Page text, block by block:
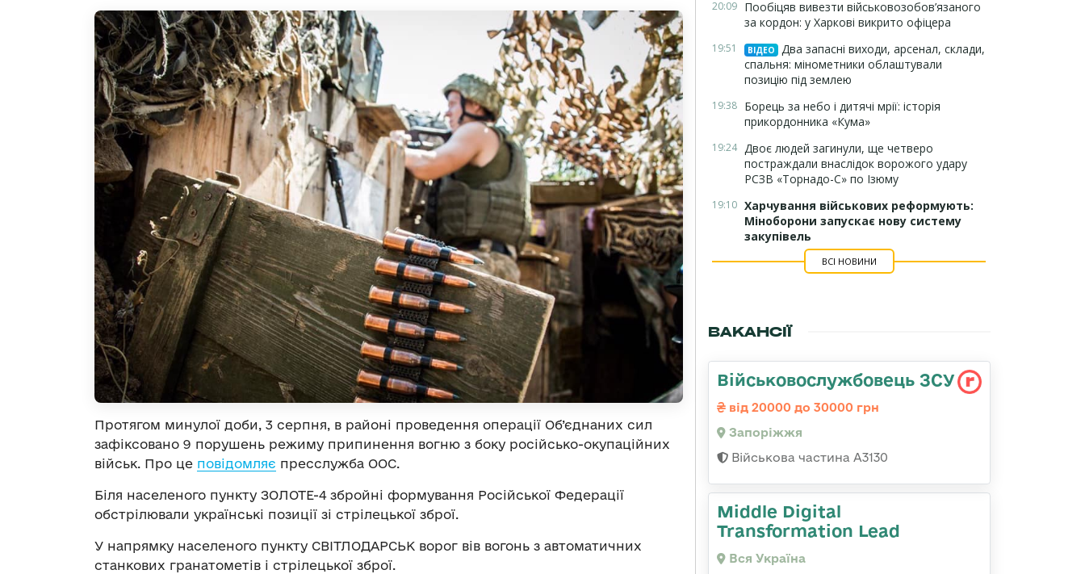
Протягом минулої доби, 3 серпня, в районі проведення операції Об’єднаних сил
зафіксовано 9 порушень режиму припинення вогню з боку російсько-окупаційних
військ. Про це повідомляє пресслужба ООС.
Біля населеного пункту ЗОЛОТЕ-4 збройні формування Російської Федерації
обстрілювали українські позиції зі стрілецької зброї.
У напрямку населеного пункту СВІТЛОДАРСЬК ворог вів вогонь з автоматичних
станкових гранатометів і стрілецької зброї.
20:09 Пообіцяв вивезти військовозобов’язаного
за кордон: у Харкові викрито офіцера
19:51 ВІДЕО
Два запасні виходи, арсенал, склади,
спальня: мінометники облаштували
позицію під землею
19:38 Борець за небо і дитячі мрії: історія
прикордонника «Кума»
19:24 Двоє людей загинули, ще четверо
постраждали внаслідок ворожого удару
РСЗВ «Торнадо-С» по Ізюму
19:10 Харчування військових реформують:
Міноборони запускає нову систему
закупівель
ВСІ НОВИНИ
ВАКАНСІЇ
Військовослужбовець ЗСУ
від 20000 до 30000 грн
Запоріжжя
Військова частина А3130
Middle Digital
Transformation Lead
Вся Україна